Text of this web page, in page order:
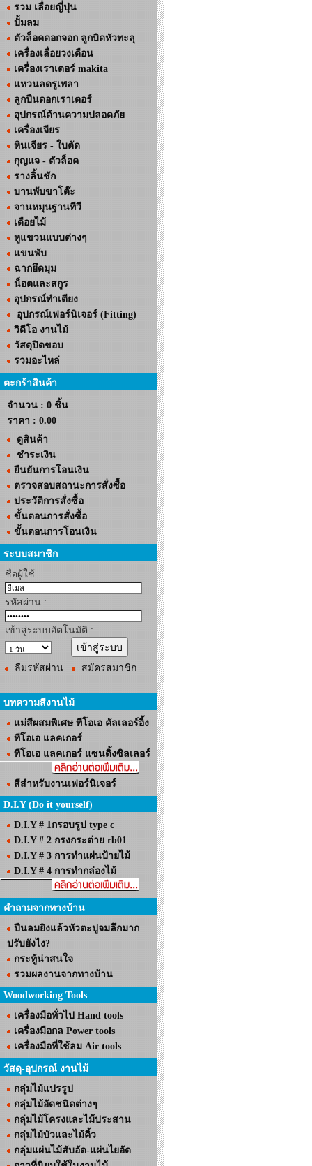
รวม เลื่อยญี่ปุ่น
ปั้มลม
ตัวล็อคดอกจอก ลูกบิดหัวทะลุ
เครื่องเลื่อยวงเดือน
เครื่องเราเตอร์ makita
แหวนลดรูเพลา
ลูกปืนดอกเราเตอร์
อุปกรณ์ด้านความปลอดภัย
เครื่องเจียร
หินเจียร - ใบตัด
กุญแจ - ตัวล็อค
รางลิ้นชัก
บานพับขาโต๊ะ
จานหมุนฐานทีวี
เดือยไม้
หูแขวนแบบต่างๆ
แขนพับ
ฉากยึดมุม
น็อตและสกูร
อุปกรณ์ทำเตียง
อุปกรณ์เฟอร์นิเจอร์ (Fitting)
วิดีโอ งานไม้
วัสดุปิดขอบ
รวมอะไหล่
ตะกร้าสินค้า
จำนวน : 0 ชิ้น
ราคา : 0.00
ดูสินค้า
ชำระเงิน
ยืนยันการโอนเงิน
ตรวจสอบสถานะการสั่งซื้อ
ประวัติการสั่งซื้อ
ขั้นตอนการสั่งซื้อ
ขั้นตอนการโอนเงิน
ระบบสมาชิก
ชื่อผู้ใช้ :
รหัสผ่าน :
เข้าสู่ระบบอัตโนมัติ :
ลืมรหัสผ่าน สมัครสมาชิก
บทความสีงานไม้
แม่สีผสมพิเศษ ทีโอเอ คัลเลอร์อิ้ง
ทีโอเอ แลคเกอร์
ทีโอเอ แลคเกอร์ แซนดิ้งซิลเลอร์
สีสำหรับงานเฟอร์นิเจอร์
D.I.Y (Do it yourself)
D.I.Y # 1กรอบรูป type c
D.I.Y # 2 กรงกระต่าย rb01
D.I.Y # 3 การทำแผ่นป้ายไม้
D.I.Y # 4 การทำกล่องไม้
คำถามจากทางบ้าน
ปืนลมยิงแล้วหัวตะปูจมลึกมาก
ปรับยังไง?
กระทู้น่าสนใจ
รวมผลงานจากทางบ้าน
Woodworking Tools
เครื่องมือทั่วไป Hand tools
เครื่องมือกล Power tools
เครื่องมือที่ใช้ลม Air tools
วัสดุ-อุปกรณ์ งานไม้
กลุ่มไม้แปรรูป
กลุ่มไม้อัดชนิดต่างๆ
กลุ่มไม้โครงและไม้ประสาน
กลุ่มไม้บัวและไม้คิ้ว
กลุ่มแผ่นไม้สับอัด-แผ่นไยอัด